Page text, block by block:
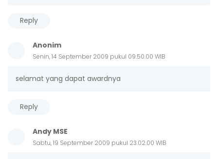
Reply
Anonim
Senin, 14 September 2009 pukul 09.50.00 WIB
selamat yang dapat awardnya
Reply
Andy MSE
Sabtu, 19 September 2009 pukul 23.02.00 WIB